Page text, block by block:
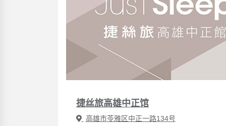
捷丝旅高雄中正馆
高雄市苓雅区中正一路134号